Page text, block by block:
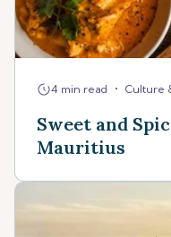
4 min read • Culture
Sweet and
Mauritius